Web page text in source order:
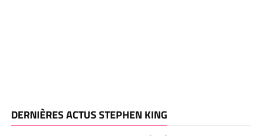
DERNIÈRES ACTUS STEPHEN KING